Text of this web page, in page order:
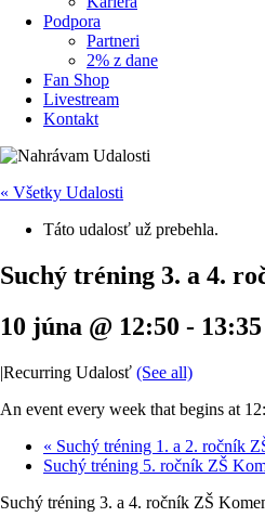
Podpora
Partneri
2% z dane
Fan Shop
Livestream
Kontakt
« Všetky Udalosti
Táto udalosť už prebehla.
Suchý tréning 3. a 4.
10 júna @ 12:50 - 13:35
|Recurring Udalosť (See all)
An event every week that begins at
« Suchý tréning 1. a 2. ročník
Suchý tréning 5. ročník ZŠ
Suchý tréning 3. a 4. ročník ZŠ